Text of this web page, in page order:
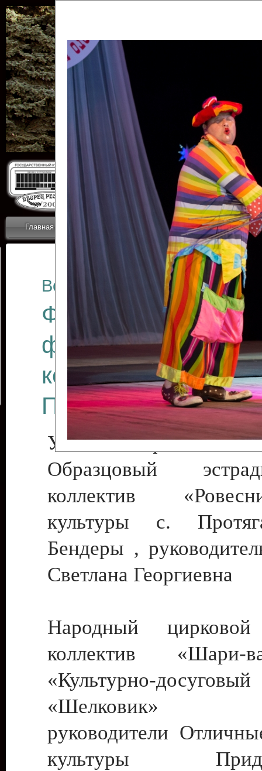
Главная Коллективы Новости
ОТЧЕТЫ ГКЦ
Все отчеты
Финал
фестиваля
коллективов
Приднестровского
Участники фестиваля:
Образцовый
коллектив
культуры с.
Бендеры ,
Светлана Георгиевна
Народный цирковой
коллектив
«Культурно-
«Шелковик»
руководители
культуры